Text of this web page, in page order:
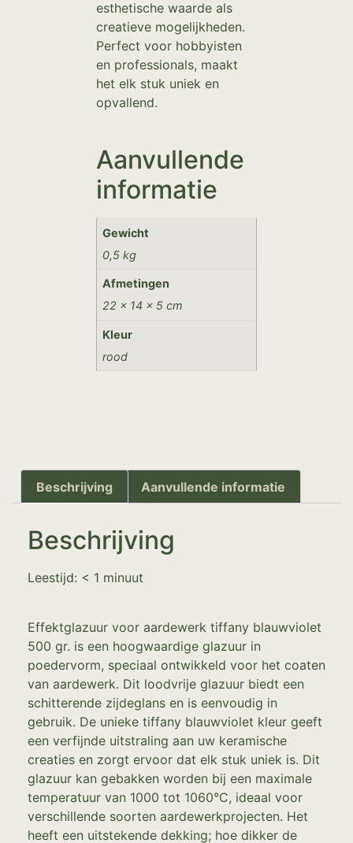
esthetische waarde als
creatieve mogelijkheden.
Perfect voor hobbyisten
en professionals, maakt
het elk stuk uniek en
opvallend.
Aanvullende
informatie
Gewicht
0,5 kg
Afmetingen
22 × 14 × 5 cm
Kleur
rood
Beschrijving Aanvullende informatie
Beschrijving
Leestijd: < 1 minuut
Effektglazuur voor aardewerk tiffany blauwviolet
500 gr. is een hoogwaardige glazuur in
poedervorm, speciaal ontwikkeld voor het coaten
van aardewerk. Dit loodvrije glazuur biedt een
schitterende zijdeglans en is eenvoudig in
gebruik. De unieke tiffany blauwviolet kleur geeft
een verfijnde uitstraling aan uw keramische
creaties en zorgt ervoor dat elk stuk uniek is. Dit
glazuur kan gebakken worden bij een maximale
temperatuur van 1000 tot 1060°C, ideaal voor
verschillende soorten aardewerkprojecten. Het
heeft een uitstekende dekking; hoe dikker de